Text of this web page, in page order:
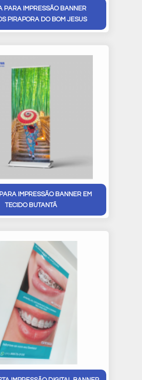
PARA IMPRESSÃO BANNER
PIRAPORA DO BOM JESUS
IMPRESSÃO BANNER EM
TECIDO BUTANTÃ